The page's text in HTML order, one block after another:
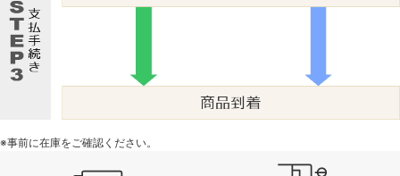
※事前に在庫をご確認ください。